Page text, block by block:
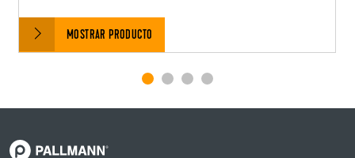
MOSTRAR PRODUCTO